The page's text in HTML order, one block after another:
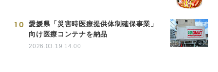
10
愛媛県「災害時医療提供体制確保事業」
向け医療コンテナを納品
2026.03.19 14:00